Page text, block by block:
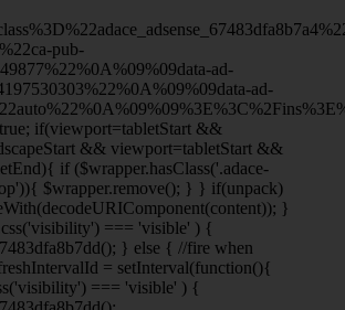
pub-
ad-
ad-
if(viewport=tabletStart &&
&& viewport=tabletStart &&
if ($wrapper.hasClass('.adace-
$wrapper.remove(); } } if(unpack)
}
=== 'visible' ) {
} else { //fire when
= setInterval(function(){
=== 'visible' ) {